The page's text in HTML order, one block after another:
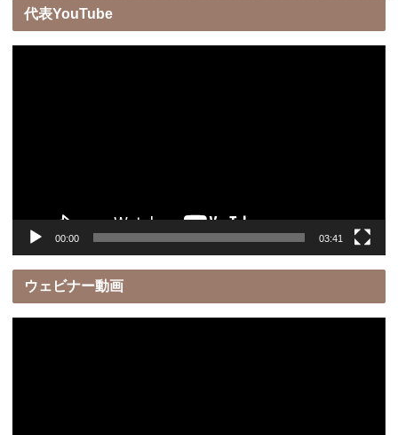
代表YouTube
00:00 03:41
ウェビナー動画